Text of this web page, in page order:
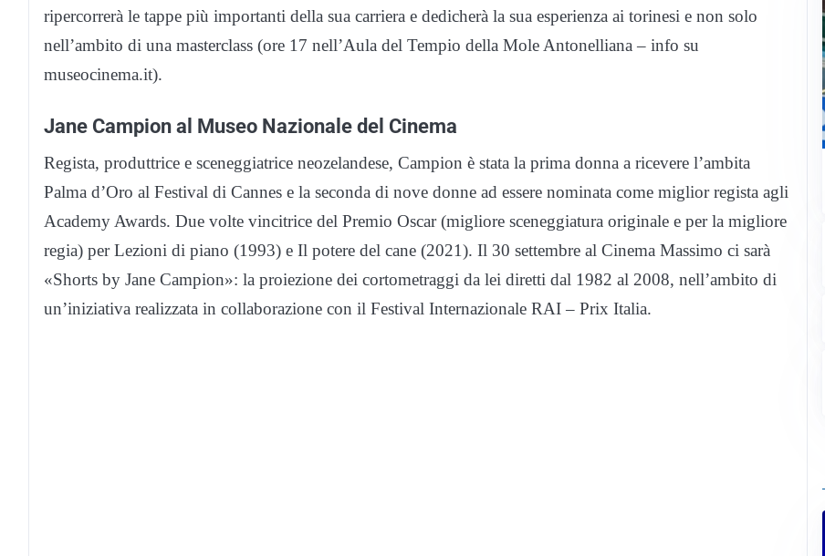
ripercorrerà le tappe più importanti della sua carriera e dedicherà la sua esperienza ai torinesi e non solo
nell’ambito di una masterclass (ore 17 nell’Aula del Tempio della Mole Antonelliana – info su
museocinema.it).
Jane Campion al Museo Nazionale del Cinema
Regista, produttrice e sceneggiatrice neozelandese, Campion è stata la prima donna a ricevere l’ambita
Palma d’Oro al Festival di Cannes e la seconda di nove donne ad essere nominata come miglior regista agli
Academy Awards. Due volte vincitrice del Premio Oscar (migliore sceneggiatura originale e per la migliore
regia) per Lezioni di piano (1993) e Il potere del cane (2021). Il 30 settembre al Cinema Massimo ci sarà
«Shorts by Jane Campion»: la proiezione dei cortometraggi da lei diretti dal 1982 al 2008, nell’ambito di
un’iniziativa realizzata in collaborazione con il Festival Internazionale RAI – Prix Italia.